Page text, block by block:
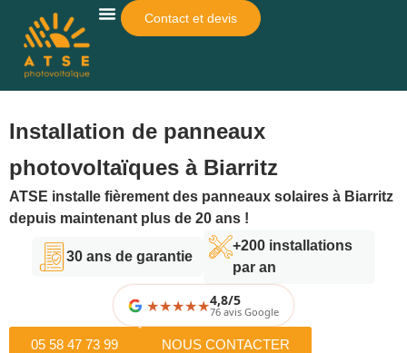
Contact et devis
Installation de panneaux
photovoltaïques à Biarritz
ATSE installe fièrement des panneaux solaires à Biarritz
depuis maintenant plus de 20 ans !
30 ans de garantie
+200 installations
par an
★★★ ★4,8/5
76 avis Google
05 58 47 73 99 NOUS CONTACTER